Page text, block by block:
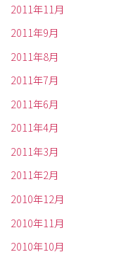
2011年11月
2011年9月
2011年8月
2011年7月
2011年6月
2011年4月
2011年3月
2011年2月
2010年12月
2010年11月
2010年10月